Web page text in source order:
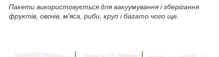
Пакети використовується для вакуумування і зберігання
фруктів, овочів, м'яса, риби, круп і багато чого ще.